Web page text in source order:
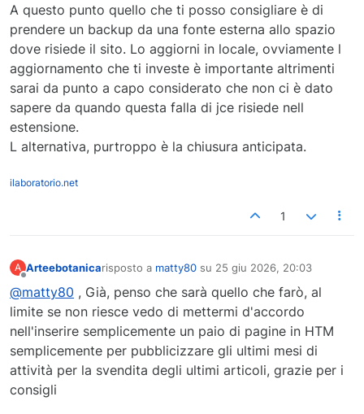
A questo punto quello che ti posso consigliare è di
prendere un backup da una fonte esterna allo spazio
dove risiede il sito. Lo aggiorni in locale, ovviamente l
aggiornamento che ti investe è importante altrimenti
sarai da punto a capo considerato che non ci è dato
sapere da quando questa falla di jce risiede nell
estensione.
L alternativa, purtroppo è la chiusura anticipata.
ilaboratorio.net
1
A Arteebotanicarisposto a matty80 su 25 giu 2026, 20:03
ultima modifica di
@matty80 , Già, penso che sarà quello che farò, al
limite se non riesce vedo di mettermi d'accordo
nell'inserire semplicemente un paio di pagine in HTM
semplicemente per pubblicizzare gli ultimi mesi di
attività per la svendita degli ultimi articoli, grazie per i
consigli